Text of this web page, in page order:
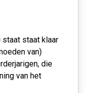
staat klaar
van)
die
van het